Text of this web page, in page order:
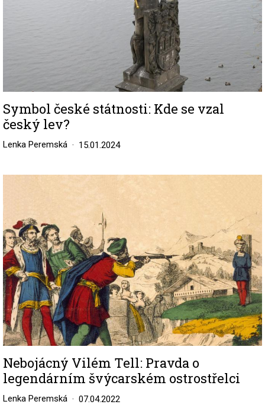
Symbol české státnosti: Kde se vzal
český lev?
Lenka Peremská 15.01.2024
Nebojácný Vilém Tell: Pravda o
legendárním švýcarském ostrostřelci
Lenka Peremská 07.04.2022